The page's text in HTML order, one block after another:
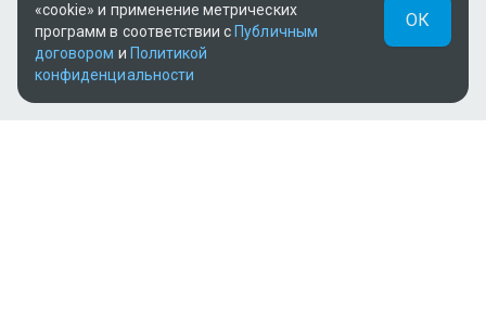
МЫ В СОЦСЕТЯХ
«cookie» и применение метрических
программ в соответствии с Публичным
договором и Политикой
конфиденциальности
ОК